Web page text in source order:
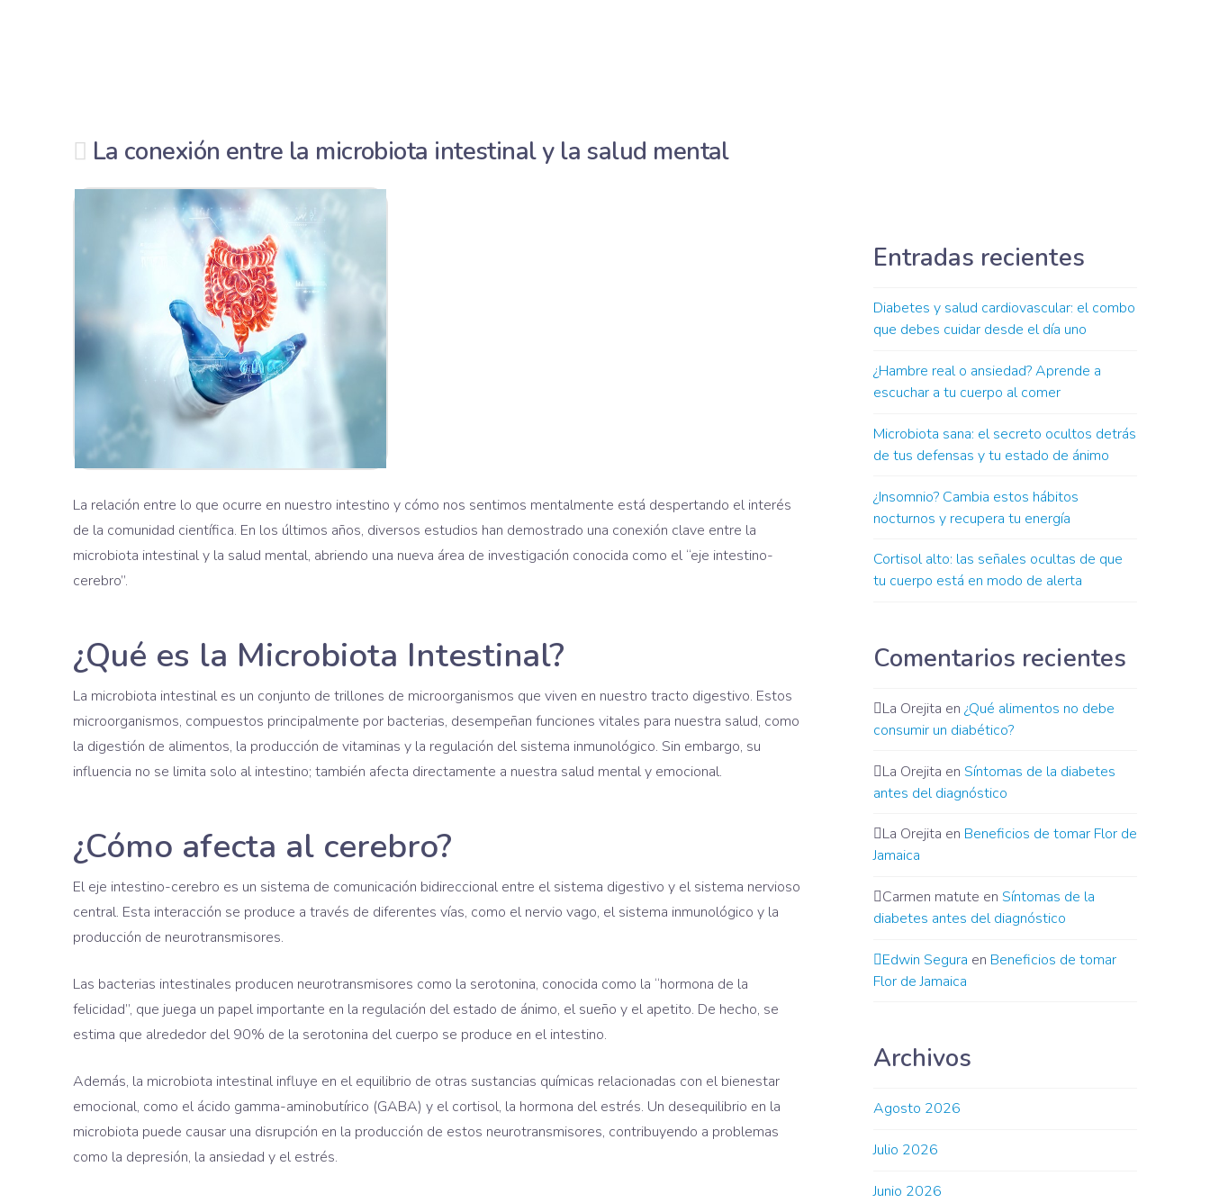
La conexión entre la microbiota intestinal y la salud mental
La relación entre lo que ocurre en nuestro intestino y cómo nos sentimos mentalmente está despertando el interés
de la comunidad científica. En los últimos años, diversos estudios han demostrado una conexión clave entre la
microbiota intestinal y la salud mental, abriendo una nueva área de investigación conocida como el “eje intestino-
cerebro”.
¿Qué es la Microbiota Intestinal?
La microbiota intestinal es un conjunto de trillones de microorganismos que viven en nuestro tracto digestivo. Estos
microorganismos, compuestos principalmente por bacterias, desempeñan funciones vitales para nuestra salud, como
la digestión de alimentos, la producción de vitaminas y la regulación del sistema inmunológico. Sin embargo, su
influencia no se limita solo al intestino; también afecta directamente a nuestra salud mental y emocional.
¿Cómo afecta al cerebro?
El eje intestino-cerebro es un sistema de comunicación bidireccional entre el sistema digestivo y el sistema nervioso
central. Esta interacción se produce a través de diferentes vías, como el nervio vago, el sistema inmunológico y la
producción de neurotransmisores.
Las bacterias intestinales producen neurotransmisores como la serotonina, conocida como la “hormona de la
felicidad”, que juega un papel importante en la regulación del estado de ánimo, el sueño y el apetito. De hecho, se
estima que alrededor del 90% de la serotonina del cuerpo se produce en el intestino.
Además, la microbiota intestinal influye en el equilibrio de otras sustancias químicas relacionadas con el bienestar
emocional, como el ácido gamma-aminobutírico (GABA) y el cortisol, la hormona del estrés. Un desequilibrio en la
microbiota puede causar una disrupción en la producción de estos neurotransmisores, contribuyendo a problemas
como la depresión, la ansiedad y el estrés.
Entradas recientes
Diabetes y salud cardiovascular: el combo
que debes cuidar desde el día uno
¿Hambre real o ansiedad? Aprende a
escuchar a tu cuerpo al comer
Microbiota sana: el secreto ocultos detrás
de tus defensas y tu estado de ánimo
¿Insomnio? Cambia estos hábitos
nocturnos y recupera tu energía
Cortisol alto: las señales ocultas de que
tu cuerpo está en modo de alerta
Comentarios recientes
La Orejita en¿Qué alimentos no debe
consumir un diabético?
La Orejita enSíntomas de la diabetes
antes del diagnóstico
La Orejita en Beneficios de tomar Flor de
Jamaica
Carmen matute enSíntomas de la
diabetes antes del diagnóstico
Edwin Segura en Beneficios de tomar
Flor de Jamaica
Archivos
Agosto 2026
Julio 2026
Junio 2026